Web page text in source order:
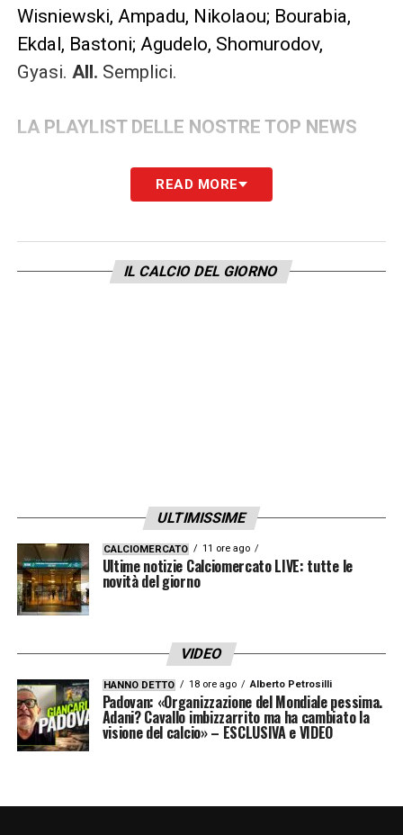
Wisniewski, Ampadu, Nikolaou; Bourabia,
Ekdal, Bastoni; Agudelo, Shomurodov,
Gyasi. All. Semplici.
LA PLAYLIST DELLE NOSTRE TOP NEWS
READ MORE
IL CALCIO DEL GIORNO
ULTIMISSIME
CALCIOMERCATO 11 ore ago
Ultime notizie Calciomercato LIVE: tutte le
novità del giorno
VIDEO
HANNO DETTO 18 ore ago Alberto Petrosilli
Padovan: «Organizzazione del Mondiale pessima.
Adani? Cavallo imbizzarrito ma ha cambiato la
visione del calcio» – ESCLUSIVA e VIDEO